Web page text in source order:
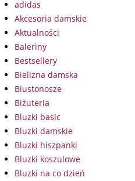
adidas
Akcesoria damskie
Aktualności
Baleriny
Bestsellery
Bielizna damska
Biustonosze
Biżuteria
Bluzki basic
Bluzki damskie
Bluzki hiszpanki
Bluzki koszulowe
Bluzki na co dzień